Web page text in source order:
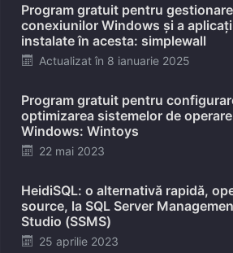
Program gratuit pentru
conexiunilor Windows și a
instalate în acesta: simplewall
Posted
Actualizat în 8 ianuarie 2025
Program gratuit pentru
optimizarea sistemelor de operare
Windows: Wintoys
Posted
22 mai 2023
HeidiSQL: o alternativă rapidă,
source, la SQL Server
Studio (SSMS)
Posted
25 aprilie 2023